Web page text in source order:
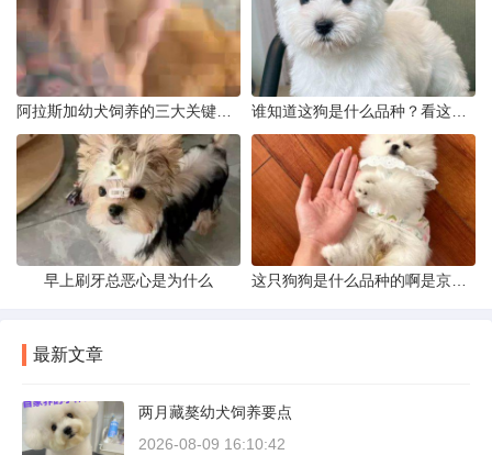
早上刷牙总恶心是为什么
最新文章
两月藏獒幼犬饲养要点
2026-08-09 16:10:42